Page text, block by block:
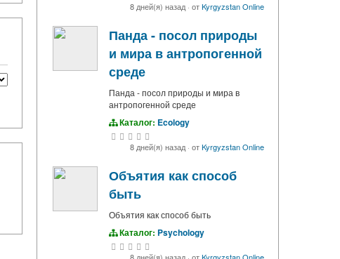
8 дней(я) назад· отKyrgyzstan Online
Панда - посол природы
и мира в антропогенной
среде
Панда - посол природы и мира в
антропогенной среде
Каталог: Ecology
8 дней(я) назад· отKyrgyzstan Online
Объятия как способ
быть
Объятия как способ быть
Каталог: Psychology